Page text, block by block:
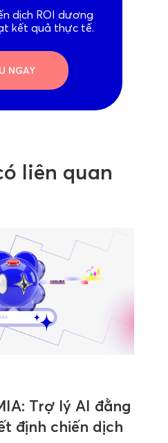
dịch ROI dương
kết quả thực tế.
NGAY
liên quan
Trợ lý AI đằng
định chiến dịch